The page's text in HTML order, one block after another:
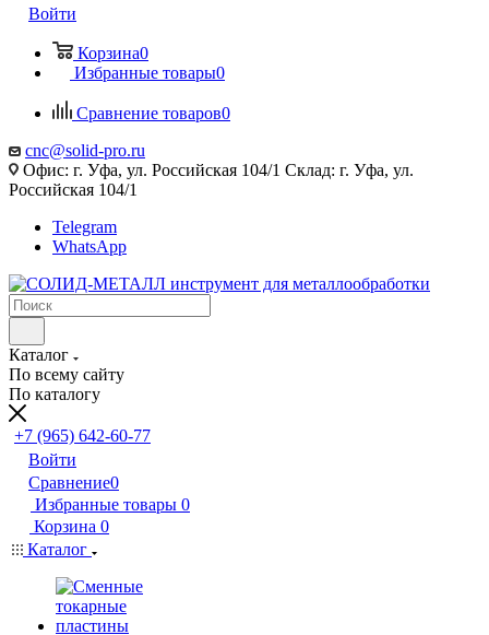
Войти
Корзина0
Избранные товары0
Сравнение товаров0
cnc@solid-pro.ru
Офис: г. Уфа, ул. Российская 104/1 Склад: г. Уфа, ул.
Российская 104/1
Telegram
WhatsApp
Каталог
По всему сайту
По каталогу
+7 (965) 642-60-77
Войти
Сравнение0
Избранные товары 0
Корзина 0
Каталог